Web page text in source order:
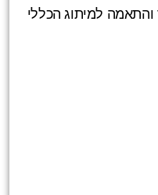
למיתוג הכללי